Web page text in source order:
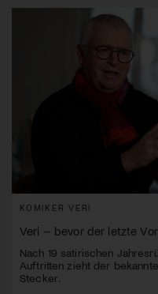
KOMIKER VERI
Veri – bevor der letzte
Nach 19 satirischen
Auftritten zieht der
Stecker.